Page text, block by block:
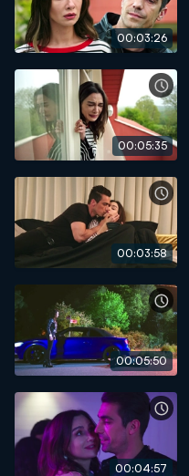
00:03:26
00:05:35
00:03:58
00:05:50
00:04:57